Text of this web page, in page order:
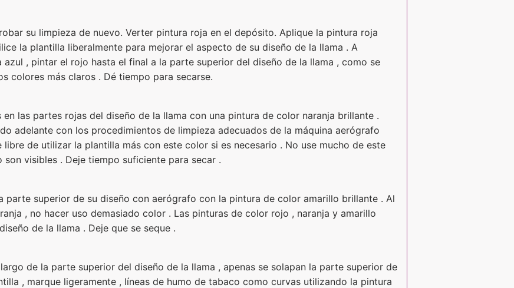
su limpieza de nuevo. Verter pintura roja en el depósito. Aplique la pintura roja
la plantilla liberalmente para mejorar el aspecto de su diseño de la llama . A
, pintar el rojo hasta el final a la parte superior del diseño de la llama , como se
colores más claros . Dé tiempo para secarse.
las partes rojas del diseño de la llama con una pintura de color naranja brillante .
adelante con los procedimientos de limpieza adecuados de la máquina aerógrafo
de utilizar la plantilla más con este color si es necesario . No use mucho de este
visibles . Deje tiempo suficiente para secar .
parte superior de su diseño con aerógrafo con la pintura de color amarillo brillante . Al
, no hacer uso demasiado color . Las pinturas de color rojo , naranja y amarillo
de la llama . Deje que se seque .
de la parte superior del diseño de la llama , apenas se solapan la parte superior de
, marque ligeramente , líneas de humo de tabaco como curvas utilizando la pintura